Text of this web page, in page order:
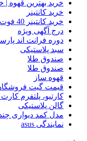
خرید بهترین قهوه |
خرید کانتینر
خرید کانتینر 40 فوت
درج آگهی ویژه
دوره فرانت اند
سبد پلاستیکی
صندوق طلا
صندوق طلا
قهوه ساز
قیمت گیت
کارتیو، پلتفرم
گالن پلاستیکی
مدل کمد دیواری
نمایندگی asus